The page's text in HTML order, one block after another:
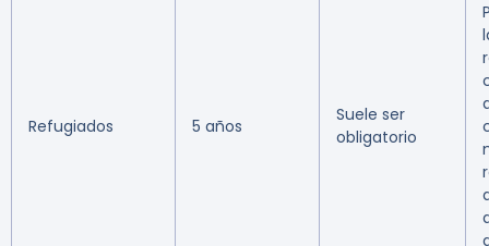
Refugiados 5 años
Suele ser
obligatorio